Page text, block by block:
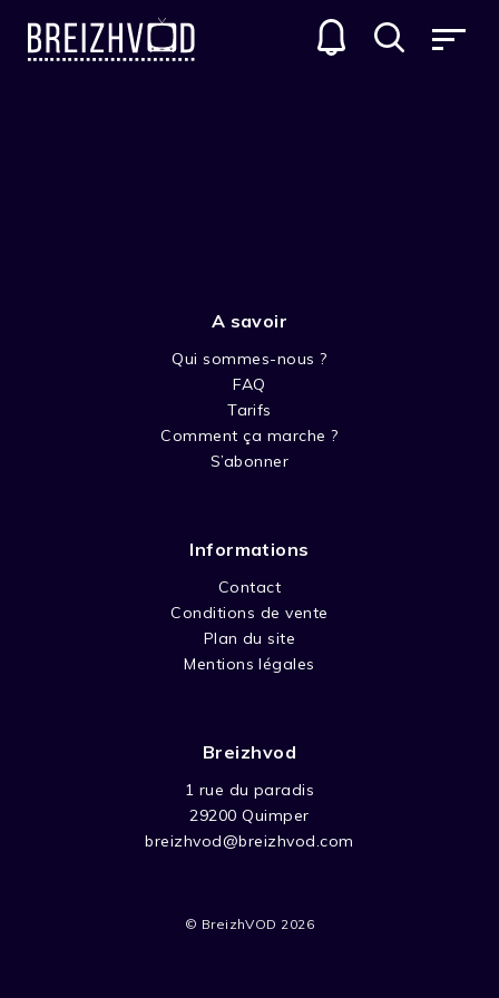
A savoir
Qui sommes-nous ?
FAQ
Tarifs
Comment ça marche ?
S’abonner
Informations
Contact
Conditions de vente
Plan du site
Mentions légales
Breizhvod
1 rue du paradis
29200 Quimper
breizhvod@breizhvod.com
© BreizhVOD 2026